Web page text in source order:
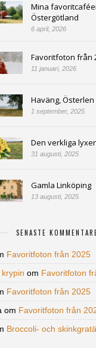
Mina
Östergötland
6 april, 2026
Favoritfoton från
11 januari, 2026
Haväng, Österlen
1 september, 2025
Den verkliga
31 augusti, 2025
Gamla Linköping
13 augusti, 2025
SENASTE
Favoritfoton från 2025
om Favoritfoton
Favoritfoton från 2025
om Favoritfoton från
Broccoli- och